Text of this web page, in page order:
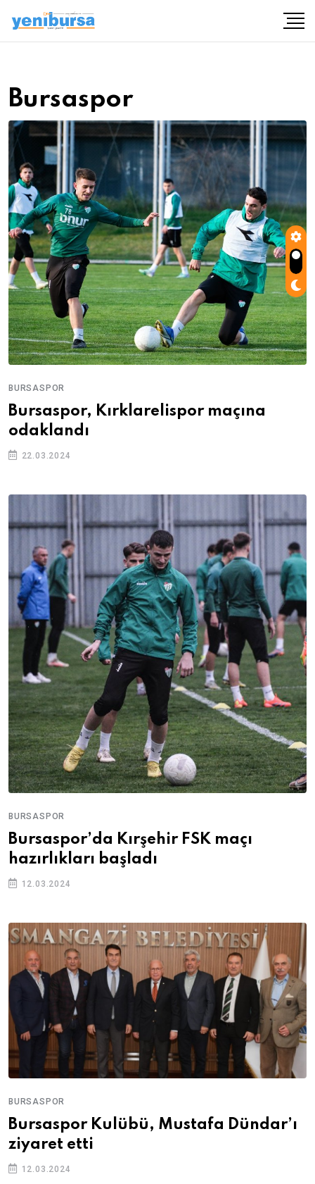
Bursaspor
BURSASPOR
Bursaspor, Kırklarelispor maçına
odaklandı
22.03.2024
BURSASPOR
Bursaspor’da Kırşehir FSK maçı
hazırlıkları başladı
12.03.2024
BURSASPOR
Bursaspor Kulübü, Mustafa Dündar’ı
ziyaret etti
12.03.2024